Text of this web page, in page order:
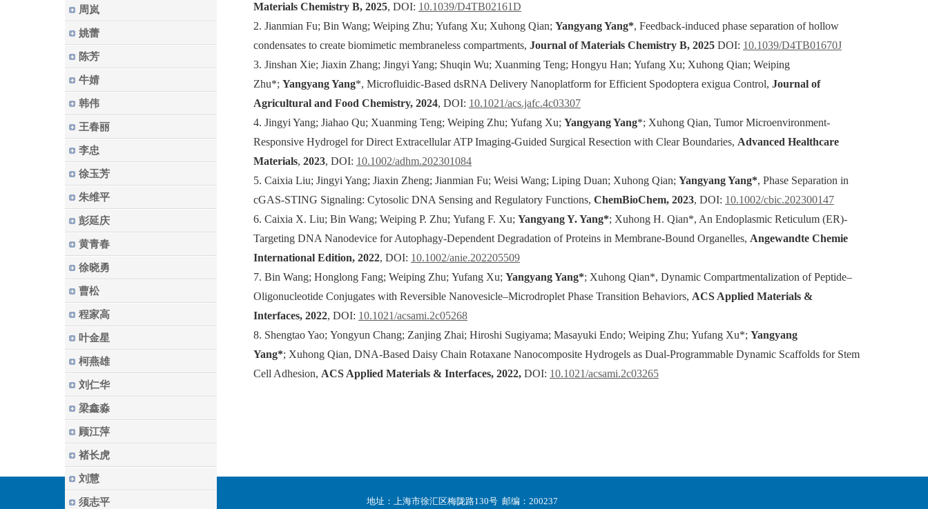
周岚
姚蕾
陈芳
牛婧
韩伟
王春丽
李忠
徐玉芳
朱维平
彭延庆
黄青春
徐晓勇
曹松
程家高
叶金星
柯燕雄
刘仁华
梁鑫淼
顾江萍
褚长虎
刘慧
须志平
Materials Chemistry B, 2025, DOI: 10.1039/D4TB02161D
2. Jianmian Fu; Bin Wang; Weiping Zhu; Yufang Xu; Xuhong Qian; Yangyang Yang*, Feedback-induced phase separation of hollow
condensates to create biomimetic membraneless compartments, Journal of Materials Chemistry B, 2025 DOI: 10.1039/D4TB01670J
3. Jinshan Xie; Jiaxin Zhang; Jingyi Yang; Shuqin Wu; Xuanming Teng; Hongyu Han; Yufang Xu; Xuhong Qian; Weiping
Zhu*; Yangyang Yang*, Microfluidic-Based dsRNA Delivery Nanoplatform for Efficient Spodoptera exigua Control, Journal of
Agricultural and Food Chemistry, 2024, DOI: 10.1021/acs.jafc.4c03307
4. Jingyi Yang; Jiahao Qu; Xuanming Teng; Weiping Zhu; Yufang Xu; Yangyang Yang*; Xuhong Qian, Tumor Microenvironment‐
Responsive Hydrogel for Direct Extracellular ATP Imaging‐Guided Surgical Resection with Clear Boundaries, Advanced Healthcare
Materials, 2023, DOI: 10.1002/adhm.202301084
5. Caixia Liu; Jingyi Yang; Jiaxin Zheng; Jianmian Fu; Weisi Wang; Liping Duan; Xuhong Qian; Yangyang Yang*, Phase Separation in
cGAS‐STING Signaling: Cytosolic DNA Sensing and Regulatory Functions, ChemBioChem, 2023, DOI: 10.1002/cbic.202300147
6. Caixia X. Liu; Bin Wang; Weiping P. Zhu; Yufang F. Xu; Yangyang Y. Yang*; Xuhong H. Qian*, An Endoplasmic Reticulum (ER)‐
Targeting DNA Nanodevice for Autophagy‐Dependent Degradation of Proteins in Membrane‐Bound Organelles, Angewandte Chemie
International Edition, 2022, DOI: 10.1002/anie.202205509
7. Bin Wang; Honglong Fang; Weiping Zhu; Yufang Xu; Yangyang Yang*; Xuhong Qian*, Dynamic Compartmentalization of Peptide–
Oligonucleotide Conjugates with Reversible Nanovesicle–Microdroplet Phase Transition Behaviors, ACS Applied Materials &
Interfaces, 2022, DOI: 10.1021/acsami.2c05268
8. Shengtao Yao; Yongyun Chang; Zanjing Zhai; Hiroshi Sugiyama; Masayuki Endo; Weiping Zhu; Yufang Xu*; Yangyang
Yang*; Xuhong Qian, DNA-Based Daisy Chain Rotaxane Nanocomposite Hydrogels as Dual-Programmable Dynamic Scaffolds for Stem
Cell Adhesion, ACS Applied Materials & Interfaces, 2022, DOI: 10.1021/acsami.2c03265
地址：上海市徐汇区梅陇路130号 邮编：200237